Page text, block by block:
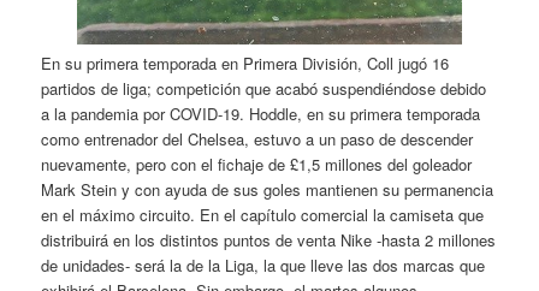
En su primera temporada en Primera División, Coll jugó 16
partidos de liga; competición que acabó suspendiéndose debido
a la pandemia por COVID-19. Hoddle, en su primera temporada
como entrenador del Chelsea, estuvo a un paso de descender
nuevamente, pero con el fichaje de £1,5 millones del goleador
Mark Stein y con ayuda de sus goles mantienen su permanencia
en el máximo circuito. En el capítulo comercial la camiseta que
distribuirá en los distintos puntos de venta Nike -hasta 2 millones
de unidades- será la de la Liga, la que lleve las dos marcas que